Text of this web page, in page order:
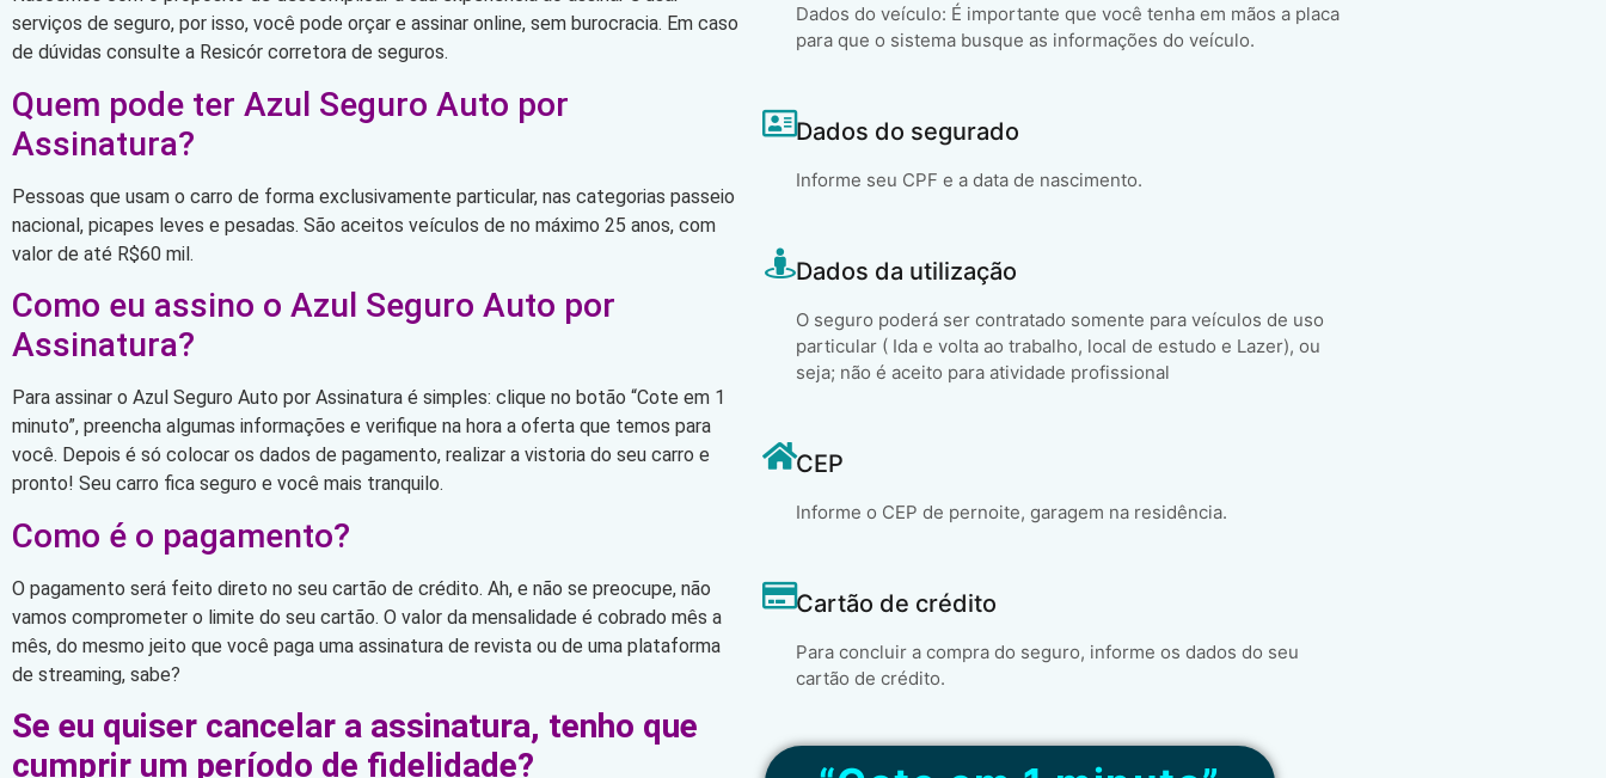
serviços de seguro, por isso, você pode orçar e assinar online, sem burocracia. Em caso
de dúvidas consulte a Resicór corretora de seguros.
Quem pode ter Azul Seguro Auto por
Assinatura?
Pessoas que usam o carro de forma exclusivamente particular, nas categorias passeio
nacional, picapes leves e pesadas. São aceitos veículos de no máximo 25 anos, com
valor de até R$60 mil.
Como eu assino o Azul Seguro Auto por
Assinatura?
Para assinar o Azul Seguro Auto por Assinatura é simples: clique no botão “Cote em 1
minuto”, preencha algumas informações e verifique na hora a oferta que temos para
você. Depois é só colocar os dados de pagamento, realizar a vistoria do seu carro e
pronto! Seu carro fica seguro e você mais tranquilo.
Como é o pagamento?
O pagamento será feito direto no seu cartão de crédito. Ah, e não se preocupe, não
vamos comprometer o limite do seu cartão. O valor da mensalidade é cobrado mês a
mês, do mesmo jeito que você paga uma assinatura de revista ou de uma plataforma
de streaming, sabe?
Se eu quiser cancelar a assinatura, tenho que
cumprir um período de fidelidade?
Dados do veículo: É importante que você tenha em mãos a placa
para que o sistema busque as informações do veículo.
Dados do segurado
Informe seu CPF e a data de nascimento.
Dados da utilização
O seguro poderá ser contratado somente para veículos de uso
particular ( Ida e volta ao trabalho, local de estudo e Lazer), ou
seja; não é aceito para atividade profissional
CEP
Informe o CEP de pernoite, garagem na residência.
Cartão de crédito
Para concluir a compra do seguro, informe os dados do seu
cartão de crédito.